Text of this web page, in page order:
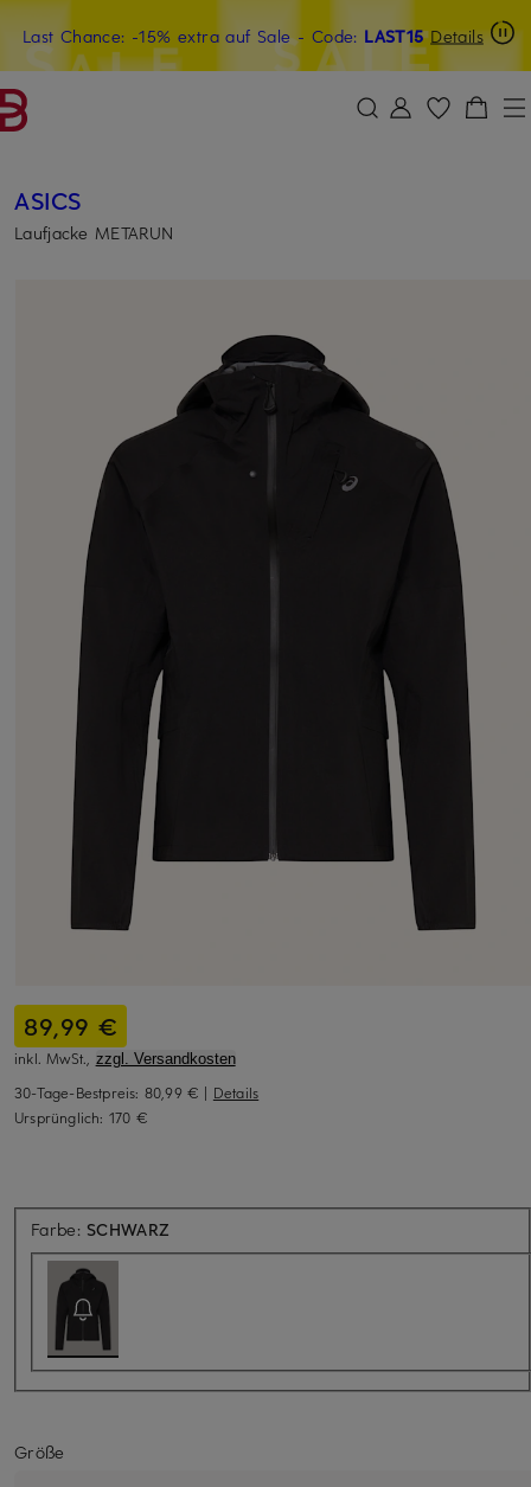
ZUM HAUPTINHALT ÜBERSPRINGEN ZUM SUCHFELD ÜBERSPRINGEN
Last Chance: -15% extra auf Sale- Code: LAST15 Details
20€-Willkommensgutschein mit Beyond sichern
ASICS
Laufjacke METARUN
89,99 €
inkl. MwSt., zzgl. Versandkosten
30-Tage-Bestpreis: 80,99 € | Details
Ursprünglich: 170 €
Farbe: SCHWARZ
Größe